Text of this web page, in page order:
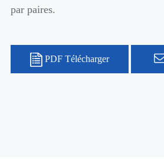
par paires.
PDF Télécharger